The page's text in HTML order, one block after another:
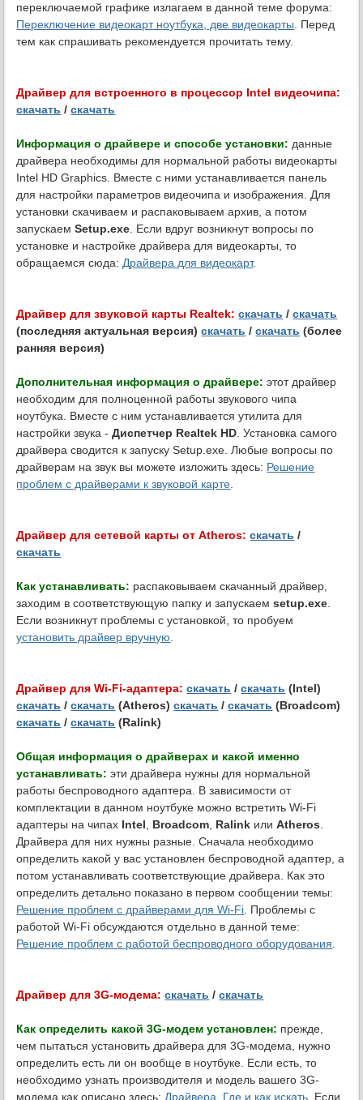
переключаемой графике излагаем в данной теме форума:
Переключение видеокарт ноутбука, две видеокарты . Перед
тем как спрашивать рекомендуется прочитать тему.
Драйвер для встроенного в процессор Intel видеочипа:
скачать /скачать
Информация о драйвере и способе установки: данные
драйвера необходимы для нормальной работы видеокарты
Intel HD Graphics. Вместе с ними устанавливается панель
для настройки параметров видеочипа и изображения. Для
установки скачиваем и распаковываем архив, а потом
запускаемSetup.exe . Если вдруг возникнут вопросы по
установке и настройке драйвера для видеокарты, то
обращаемся сюда: Драйвера для видеокарт.
Драйвер для звуковой карты Realtek: скачать /скачать
(последняя актуальная версия)скачать /скачать (более
ранняя версия)
Дополнительная информация о драйвере: этот драйвер
необходим для полноценной работы звукового чипа
ноутбука. Вместе с ним устанавливается утилита для
настройки звука -Диспетчер Realtek HD . Установка самого
драйвера сводится к запуску Setup.exe. Любые вопросы по
драйверам на звук вы можете изложить здесь: Решение
проблем с драйверами к звуковой карте
Драйвер для сетевой карты от Atheros: скачать /
скачать
Как устанавливать: распаковываем скачанный драйвер,
заходим в соответствующую папку и запускаемsetup.exe
Если возникнут проблемы с установкой, то пробуем
установить драйвер вручную
Драйвер для Wi-Fi-адаптера: скачать /скачать (Intel)
скачать /скачать (Atheros)скачать /скачать (Broadcom)
скачать /скачать (Ralink)
Общая информация о драйверах и какой именно
устанавливать: эти драйвера нужны для нормальной
работы беспроводного адаптера. В зависимости от
комплектации в данном ноутбуке можно встретить Wi-Fi
адаптеры на чипах Intel Broadcom Ralink илиAtheros
Драйвера для них нужны разные. Сначала необходимо
определить какой у вас установлен беспроводной адаптер, а
потом устанавливать соответствующие драйвера. Как это
определить детально показано в первом сообщении темы:
Решение проблем с драйверами для Wi-Fi . Проблемы с
работой Wi-Fi обсуждаются отдельно в данной теме:
Решение проблем с работой беспроводного оборудования
Драйвер для 3G-модема: скачать /скачать
Как определить какой 3G-модем установлен: прежде,
чем пытаться установить драйвера для 3G-модема, нужно
определить есть ли он вообще в ноутбуке. Если есть, то
необходимо узнать производителя и модель вашего 3G-
модема как описано здесь: Драйвера. Где и как искать . Если